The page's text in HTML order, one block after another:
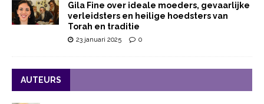
Gila Fine over ideale moeders, gevaarlijke
verleidsters en heilige hoedsters van
Torah en traditie
23 januari 2025 0
AUTEURS